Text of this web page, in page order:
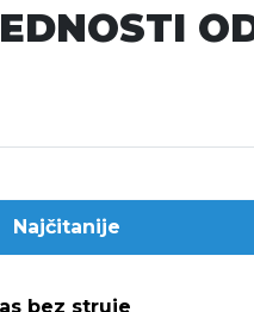
Najčitanije
bez struje